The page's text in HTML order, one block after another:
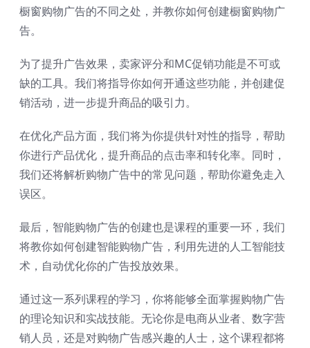
橱窗购物广告的不同之处，并教你如何创建橱窗购物广
告。
为了提升广告效果，卖家评分和MC促销功能是不可或
缺的工具。我们将指导你如何开通这些功能，并创建促
销活动，进一步提升商品的吸引力。
在优化产品方面，我们将为你提供针对性的指导，帮助
你进行产品优化，提升商品的点击率和转化率。同时，
我们还将解析购物广告中的常见问题，帮助你避免走入
误区。
最后，智能购物广告的创建也是课程的重要一环，我们
将教你如何创建智能购物广告，利用先进的人工智能技
术，自动优化你的广告投放效果。
通过这一系列课程的学习，你将能够全面掌握购物广告
的理论知识和实战技能。无论你是电商从业者、数字营
销人员，还是对购物广告感兴趣的人士，这个课程都将